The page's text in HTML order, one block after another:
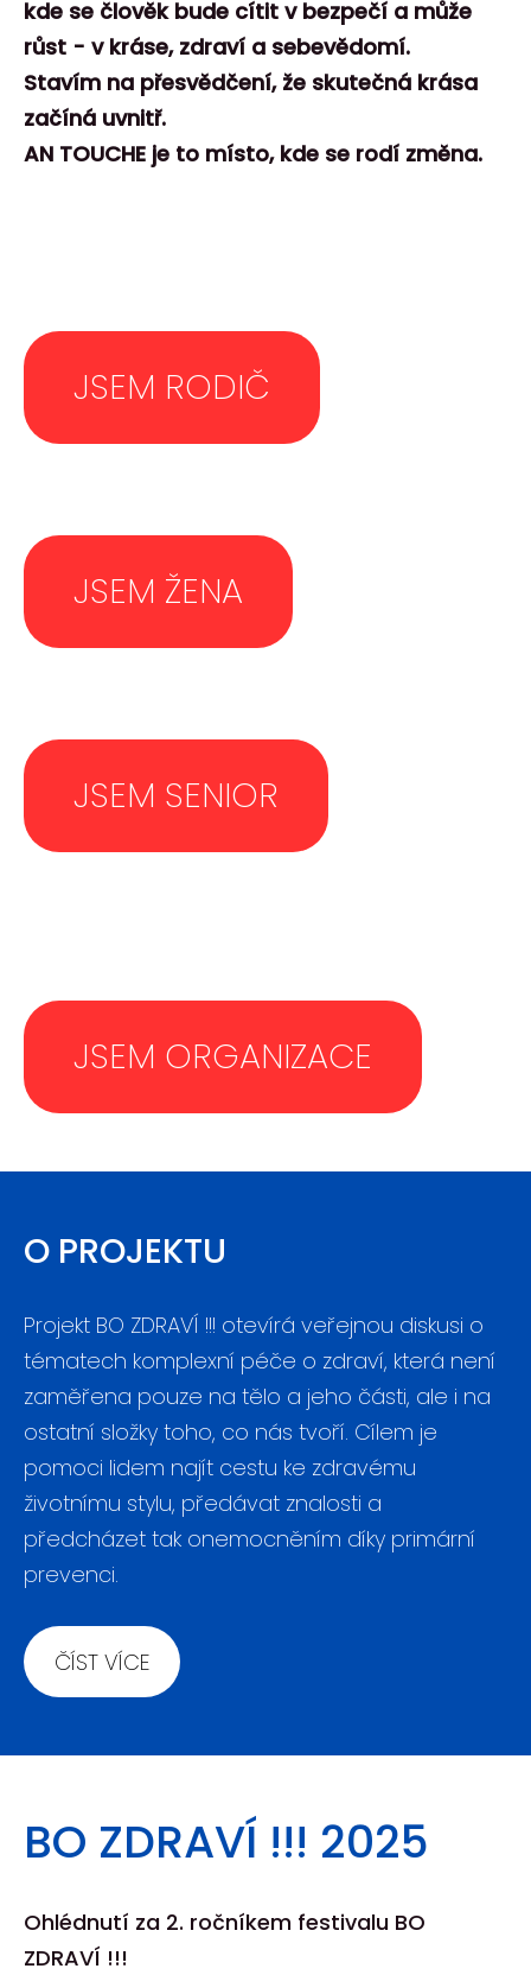
kde se člověk bude cítit v bezpečí a může
růst - v kráse, zdraví a sebevědomí.
Stavím na přesvědčení, že skutečná krása
začíná uvnitř.
AN TOUCHE je to místo, kde se rodí změna.
JSEM RODIČ
JSEM ŽENA
JSEM SENIOR
JSEM ORGANIZACE
O PROJEKTU
Projekt BO ZDRAVÍ !!! otevírá veřejnou diskusi o
tématech komplexní péče o zdraví, která není
zaměřena pouze na tělo a jeho části, ale i na
ostatní složky toho, co nás tvoří. Cílem je
pomoci lidem najít cestu ke zdravému
životnímu stylu, předávat znalosti a
předcházet tak onemocněním díky primární
prevenci.
ČÍST VÍCE
BO ZDRAVÍ !!! 2025
Ohlédnutí za 2. ročníkem festivalu BO
ZDRAVÍ !!!